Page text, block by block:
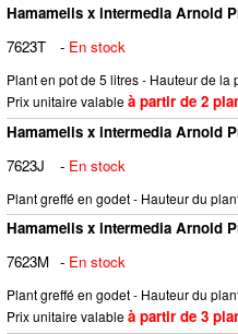
Hamamelis x intermedia Arnold
7623T
- En stock
Plant en pot de 5 litres - Hauteur de la
Prix unitaire valableà partir de 2
Hamamelis x intermedia Arnold
7623J
- En stock
Plant greffé en godet - Hauteur du
Hamamelis x intermedia Arnold
7623M - En stock
Plant greffé en godet - Hauteur du
Prix unitaire valableà partir de 3